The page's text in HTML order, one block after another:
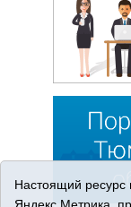
Настоящий ресурс